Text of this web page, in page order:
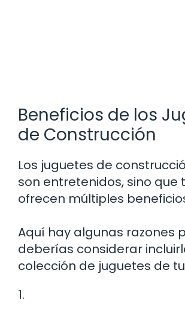
Beneficios de los
de Construcción
Los juguetes de
son entretenidos, sino que
ofrecen múltiples
Aquí hay algunas razones
deberías considerar
colección de juguetes de
1.